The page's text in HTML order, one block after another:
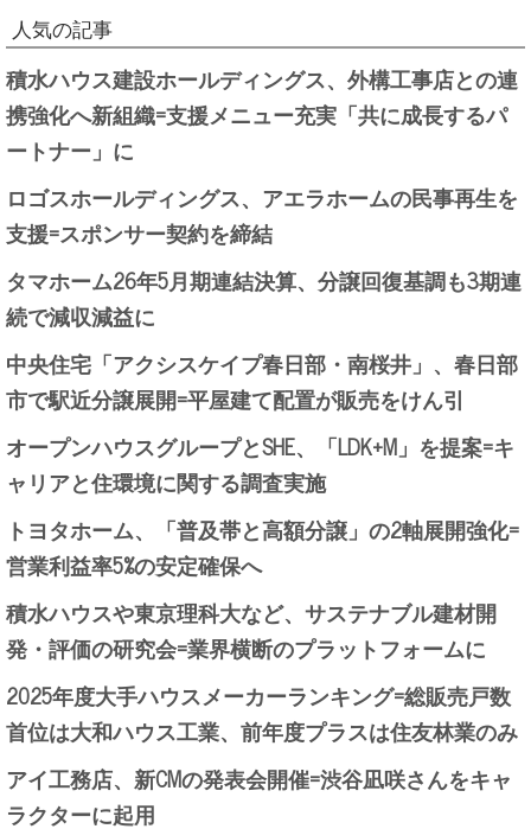
人気の記事
積水ハウス建設ホールディングス、外構工事店との連
携強化へ新組織=支援メニュー充実「共に成長するパ
ートナー」に
ロゴスホールディングス、アエラホームの民事再生を
支援=スポンサー契約を締結
タマホーム26年5月期連結決算、分譲回復基調も3期連
続で減収減益に
中央住宅「アクシスケイプ春日部・南桜井」、春日部
市で駅近分譲展開=平屋建て配置が販売をけん引
オープンハウスグループとSHE、「LDK+M」を提案=キ
ャリアと住環境に関する調査実施
トヨタホーム、「普及帯と高額分譲」の2軸展開強化=
営業利益率5%の安定確保へ
積水ハウスや東京理科大など、サステナブル建材開
発・評価の研究会=業界横断のプラットフォームに
2025年度大手ハウスメーカーランキング=総販売戸数
首位は大和ハウス工業、前年度プラスは住友林業のみ
アイ工務店、新CMの発表会開催=渋谷凪咲さんをキャ
ラクターに起用